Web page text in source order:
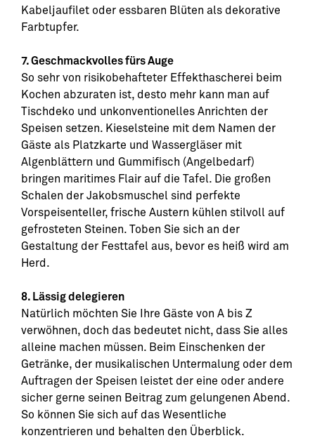
Kabeljaufilet oder essbaren Blüten als dekorative
Farbtupfer.
7. Geschmackvolles fürs Auge
So sehr von risikobehafteter Effekthascherei beim
Kochen abzuraten ist, desto mehr kann man auf
Tischdeko und unkonventionelles Anrichten der
Speisen setzen. Kieselsteine mit dem Namen der
Gäste als Platzkarte und Wassergläser mit
Algenblättern und Gummifisch (Angelbedarf)
bringen maritimes Flair auf die Tafel. Die großen
Schalen der Jakobsmuschel sind perfekte
Vorspeisenteller, frische Austern kühlen stilvoll auf
gefrosteten Steinen. Toben Sie sich an der
Gestaltung der Festtafel aus, bevor es heiß wird am
Herd.
8. Lässig delegieren
Natürlich möchten Sie Ihre Gäste von A bis Z
verwöhnen, doch das bedeutet nicht, dass Sie alles
alleine machen müssen. Beim Einschenken der
Getränke, der musikalischen Untermalung oder dem
Auftragen der Speisen leistet der eine oder andere
sicher gerne seinen Beitrag zum gelungenen Abend.
So können Sie sich auf das Wesentliche
konzentrieren und behalten den Überblick.